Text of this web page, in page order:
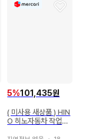
5%101,435원
( 미사용 새상품 ) HIN
O 히노자동차 작업옷